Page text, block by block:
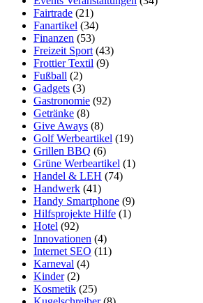
Fairtrade (21)
Fanartikel (34)
Finanzen (53)
Freizeit Sport (43)
Frottier Textil (9)
Fußball (2)
Gadgets (3)
Gastronomie (92)
Getränke (8)
Give Aways (8)
Golf Werbeartikel (19)
Grillen BBQ (6)
Grüne Werbeartikel (1)
Handel & LEH (74)
Handwerk (41)
Handy Smartphone (9)
Hilfsprojekte Hilfe (1)
Hotel (92)
Innovationen (4)
Internet SEO (11)
Karneval (4)
Kinder(2)
Kosmetik (25)